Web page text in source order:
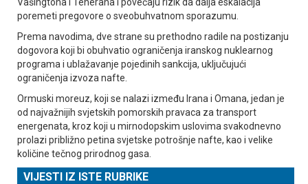
poremeti pregovore o sveobuhvatnom sporazumu.
Prema navodima, dve strane su prethodno radile na postizanju
dogovora koji bi obuhvatio ograničenja iranskog nuklearnog
programa i ublažavanje pojedinih sankcija, uključujući
ograničenja izvoza nafte.
Ormuski moreuz, koji se nalazi između Irana i Omana, jedan je
od najvažnijih svjetskih pomorskih pravaca za transport
energenata, kroz koji u mirnodopskim uslovima svakodnevno
prolazi približno petina svjetske potrošnje nafte, kao i velike
količine tečnog prirodnog gasa.
VIJESTI IZ ISTE RUBRIKE